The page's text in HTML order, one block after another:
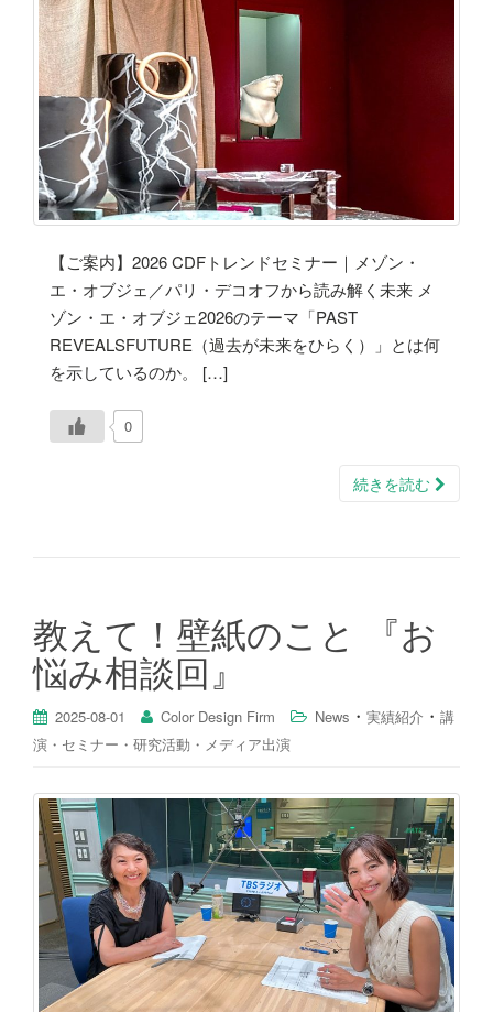
【ご案内】2026 CDFトレンドセミナー｜メゾン・
エ・オブジェ／パリ・デコオフから読み解く未来 メ
ゾン・エ・オブジェ2026のテーマ「PAST
REVEALSFUTURE（過去が未来をひらく）」とは何
を示しているのか。 […]
0
続きを読む
教えて！壁紙のこと 『お
悩み相談回』
2025-08-01 Color Design Firm News ・ 実績紹介 ・ 講
演・セミナー・研究活動・メディア出演